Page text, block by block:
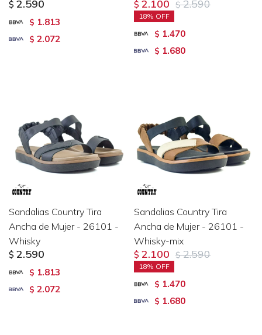
$ 2.590
$ 1.813
$ 2.072
$ 2.100 $ 2.590
18
$ 1.470
$ 1.680
Sandalias Country Tira
Ancha de Mujer - 26101 -
Whisky
$ 2.590
$ 1.813
$ 2.072
Sandalias Country Tira
Ancha de Mujer - 26101 -
Whisky-mix
$ 2.100 $ 2.590
18
$ 1.470
$ 1.680